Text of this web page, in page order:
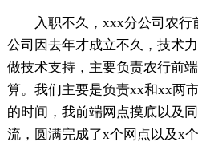
入职不久，xxx分公司农
公司因去年才成立不久，技术
做技术支持，主要负责农行前
算。我们主要是负责xx和xx两
的时间，我前端网点摸底以及
流，圆满完成了x个网点以及x